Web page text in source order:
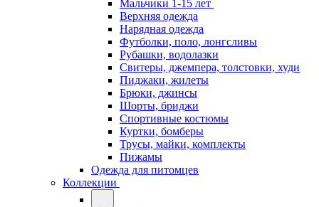
Мальчики 1-15 лет
Верхняя одежда
Нарядная одежда
Футболки, поло, лонгсливы
Рубашки, водолазки
Свитеры, джемпера, толстовки, худи
Пиджаки, жилеты
Брюки, джинсы
Шорты, бриджи
Спортивные костюмы
Куртки, бомберы
Трусы, майки, комплекты
Пижамы
Одежда для питомцев
Коллекции